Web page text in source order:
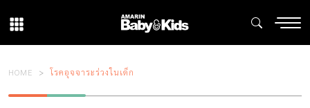
HOME โรคอุจจาระร่วงในเด็ก